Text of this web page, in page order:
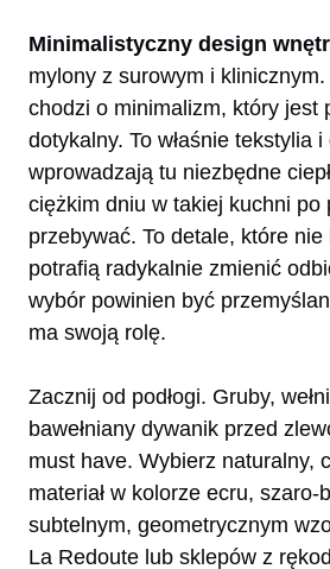
Minimalistyczny design
mylony z surowym i
chodzi o minimalizm, który jest
dotykalny. To właśnie tekstylia
wprowadzają tu niezbędne
ciężkim dniu w takiej kuchni po
przebywać. To detale, które
potrafią radykalnie zmienić
wybór powinien być
ma swoją rolę.
Zacznij od podłogi. Gruby,
bawełniany dywanik przed
must have. Wybierz naturalny,
materiał w kolorze ecru, szaro-
subtelnym, geometrycznym
La Redoute lub sklepów z